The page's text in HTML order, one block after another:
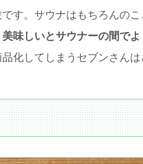
す。サウナはもちろんの
味しいとサウナーの間で
化してしまうセブンさんは